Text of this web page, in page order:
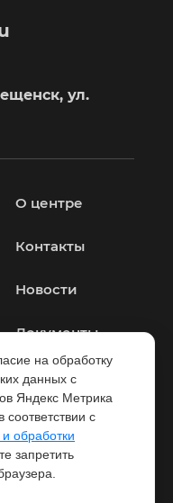
ул.
О центре
Контакты
Новости
Документы
эпидемиологии в
на обработку
данных с
Яндекс Метрика
с
обработки
запретить